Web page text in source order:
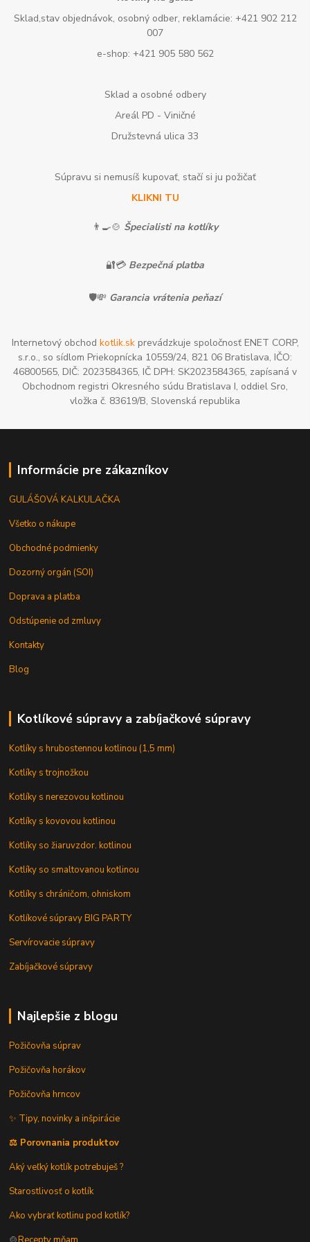
Sklad,stav objednávok, osobný odber, reklamácie: +421 902 212
007
e-shop: +421 905 580 562
Sklad a osobné odbery
Areál PD - Viničné
Družstevná ulica 33
Súpravu si nemusíš kupovať, stačí si ju požičať
KLIKNI TU
👨‍🍳🍲 Špecialisti na kotlíky
🔐💳 Bezpečná platba
🛡️💸 Garancia vrátenia peňazí
Internetový obchod kotlik.skprevádzkuje spoločnosť ENET CORP,
s.r.o., so sídlom Priekopnícka 10559/24, 821 06 Bratislava, IČO:
46800565, DIČ: 2023584365, IČ DPH: SK2023584365, zapísaná v
Obchodnom registri Okresného súdu Bratislava I, oddiel Sro,
vložka č. 83619/B, Slovenská republika
Informácie pre zákazníkov
GULÁŠOVÁ KALKULAČKA
Všetko o nákupe
Obchodné podmienky
Dozorný orgán (SOI)
Doprava a platba
Odstúpenie od zmluvy
Kontakty
Blog
Kotlíkové súpravy a zabíjačkové súpravy
Kotlíky s hrubostennou kotlinou (1,5 mm)
Kotlíky s trojnožkou
Kotlíky s nerezovou kotlinou
Kotlíky s kovovou kotlinou
Kotlíky so žiaruvzdor. kotlinou
Kotlíky so smaltovanou kotlinou
Kotlíky s chráničom, ohniskom
Kotlíkové súpravy BIG PARTY
Servírovacie súpravy
Zabíjačkové súpravy
Najlepšie z blogu
Požičovňa súprav
Požičovňa horákov
Požičovňa hrncov
✨ Tipy, novinky a inšpirácie
⚖️ Porovnania produktov
Aký veľký kotlík potrebuješ ?
Starostlivosť o kotlík
Ako vybrať kotlinu pod kotlík?